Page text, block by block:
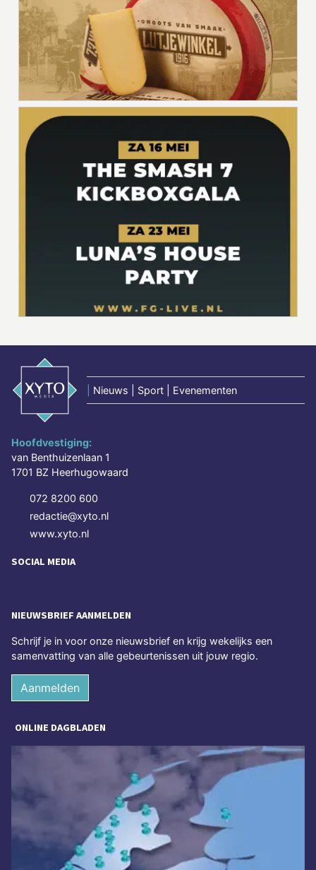
Nieuws | Sport | Evenementen
Hoofdvestiging:
van Benthuizenlaan 1
1701 BZ Heerhugowaard
072 8200 600
redactie@xyto.nl
www.xyto.nl
SOCIAL MEDIA
NIEUWSBRIEF AANMELDEN
Schrijf je in voor onze nieuwsbrief en krijg wekelijks een
samenvatting van alle gebeurtenissen uit jouw regio.
Aanmelden
ONLINE DAGBLADEN